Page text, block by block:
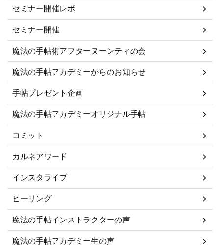
セミナー開催レポ
セミナー開催
魔法の手帖術アフターヌーンティの会
魔法の手帖アカデミーからのお知らせ
手帖プレゼント企画
魔法の手帖アカデミーオリジナル手帖
コミット
カルネアワード
インスタライブ
ヒーリング
魔法の手帖インストラクターの声
魔法の手帖アカデミー生の声